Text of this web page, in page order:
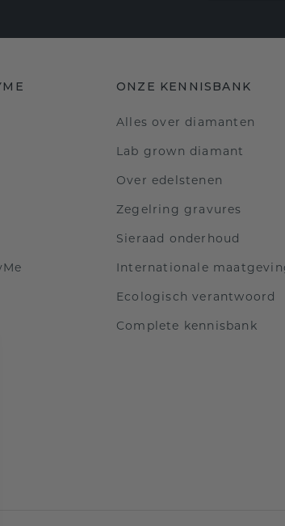
ONZE KENNISBANK
Alles over diamanten
Lab grown diamant
Over edelstenen
Zegelring gravures
Sieraad onderhoud
Internationale
Ecologisch verantwoord
Complete kennisbank